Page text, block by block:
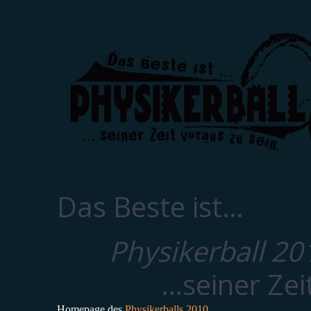
Das Beste ist…
Physikerball
…seiner